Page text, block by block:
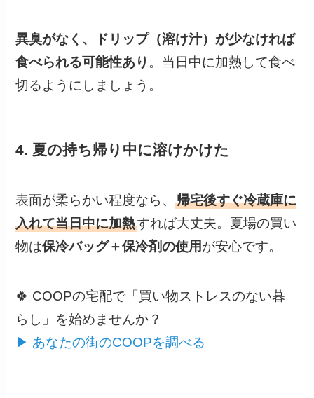
異臭がなく、ドリップ（溶け汁）が少なければ
食べられる可能性あり 。当日中に加熱して食べ
切るようにしましょう。
4. 夏の持ち帰り中に溶けかけた
表面が柔らかい程度なら、帰宅後すぐ冷蔵庫に
入れて当日中に加熱すれば大丈夫。夏場の買い
物は保冷バッグ＋保冷剤の使用が安心です。
🍀 COOPの宅配で「買い物ストレスのない暮
らし」を始めませんか？
▶ あなたの街のCOOPを調べる